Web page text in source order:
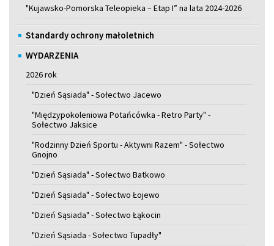
"Kujawsko-Pomorska Teleopieka – Etap I” na lata 2024-2026
Standardy ochrony małoletnich
WYDARZENIA
2026 rok
"Dzień Sąsiada" - Sołectwo Jacewo
"Międzypokoleniowa Potańcówka - Retro Party" -
Sołectwo Jaksice
"Rodzinny Dzień Sportu - Aktywni Razem" - Sołectwo
Gnojno
"Dzień Sąsiada" - Sołectwo Batkowo
"Dzień Sąsiada" - Sołectwo Łojewo
"Dzień Sąsiada" - Sołectwo Łąkocin
"Dzień Sąsiada - Sołectwo Tupadły"